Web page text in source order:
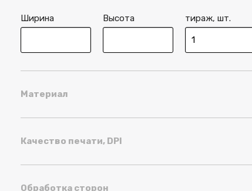
Ширина Высота тираж, шт.
Материал
Качество печати, DPI
Обработка сторон